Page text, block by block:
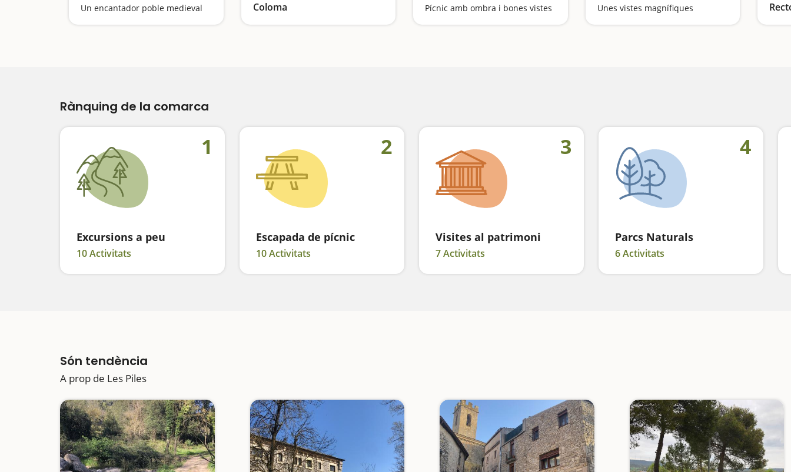
Un encantador poble medieval
Coloma
Revivim la història de Santa Coloma de la mà de personatges històrics
Pícnic amb ombra i bones vistes Unes vistes magnífiques
Un
Rànquing de la comarca
1
Excursions a peu
10 Activitats
2
Escapada de pícnic
10 Activitats
3
Visites al patrimoni
7 Activitats
4
Parcs Naturals
6 Activitats
Són tendència
A prop de Les Piles